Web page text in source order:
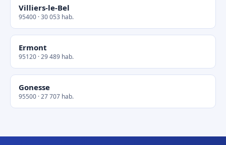
Villiers-le-Bel
95400 · 30 053 hab.
Ermont
95120 · 29 489 hab.
Gonesse
95500 · 27 707 hab.